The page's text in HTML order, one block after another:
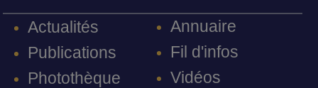
Actualités
Publications
Photothèque
Annuaire
Fil d'infos
Vidéos